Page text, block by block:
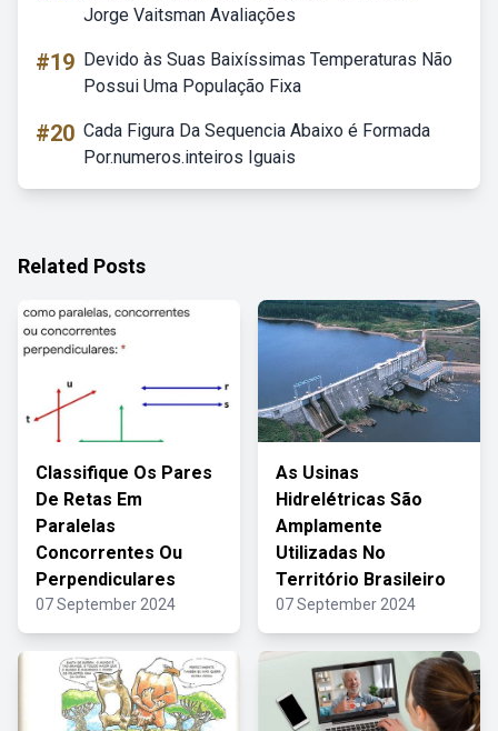
Jorge Vaitsman Avaliações
#19 Devido às Suas Baixíssimas Temperaturas Não
Possui Uma População Fixa
#20 Cada Figura Da Sequencia Abaixo é Formada
Por.numeros.inteiros Iguais
Related Posts
Classifique Os Pares
De Retas Em
Paralelas
Concorrentes Ou
Perpendiculares
07 September 2024
As Usinas
Hidrelétricas São
Amplamente
Utilizadas No
Território Brasileiro
07 September 2024